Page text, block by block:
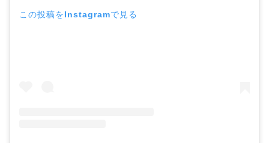
この投稿をInstagramで見る